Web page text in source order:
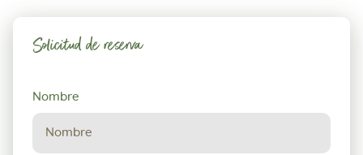
Solicitud de reserva
Solicitud
de
reserva
Nombre